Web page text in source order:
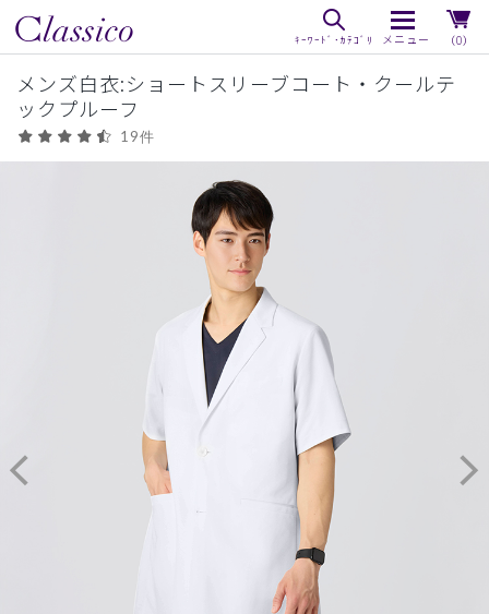
（0）
メンズ白衣:ショートスリーブコート・クールテ
ックプルーフ
19件